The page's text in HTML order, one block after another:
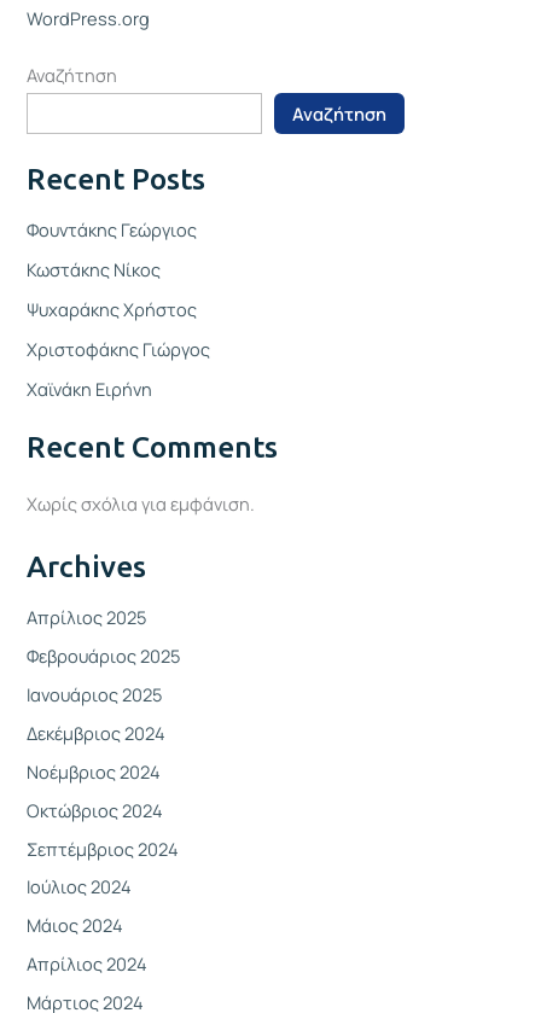
WordPress.org
Αναζήτηση
Αναζήτηση
Recent Posts
Φουντάκης Γεώργιος
Κωστάκης Νίκος
Ψυχαράκης Χρήστος
Χριστοφάκης Γιώργος
Χαϊνάκη Ειρήνη
Recent Comments
Χωρίς σχόλια για εμφάνιση.
Archives
Απρίλιος 2025
Φεβρουάριος 2025
Ιανουάριος 2025
Δεκέμβριος 2024
Νοέμβριος 2024
Οκτώβριος 2024
Σεπτέμβριος 2024
Ιούλιος 2024
Μάιος 2024
Απρίλιος 2024
Μάρτιος 2024